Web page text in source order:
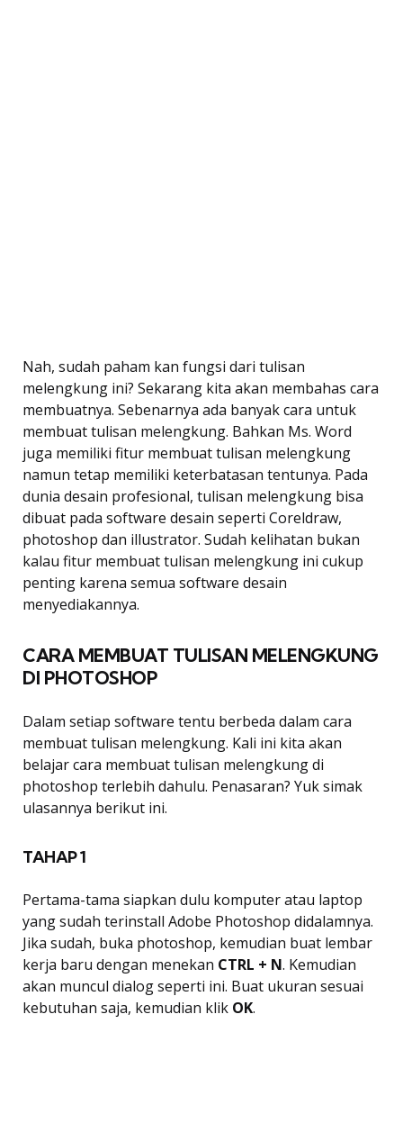
Nah, sudah paham kan fungsi dari tulisan
melengkung ini? Sekarang kita akan membahas cara
membuatnya. Sebenarnya ada banyak cara untuk
membuat tulisan melengkung. Bahkan Ms. Word
juga memiliki fitur membuat tulisan melengkung
namun tetap memiliki keterbatasan tentunya. Pada
dunia desain profesional, tulisan melengkung bisa
dibuat pada software desain seperti Coreldraw,
photoshop dan illustrator. Sudah kelihatan bukan
kalau fitur membuat tulisan melengkung ini cukup
penting karena semua software desain
menyediakannya.
CARA MEMBUAT TULISAN MELENGKUNG
DI PHOTOSHOP
Dalam setiap software tentu berbeda dalam cara
membuat tulisan melengkung. Kali ini kita akan
belajar cara membuat tulisan melengkung di
photoshop terlebih dahulu. Penasaran? Yuk simak
ulasannya berikut ini.
TAHAP 1
Pertama-tama siapkan dulu komputer atau laptop
yang sudah terinstall Adobe Photoshop didalamnya.
Jika sudah, buka photoshop, kemudian buat lembar
kerja baru dengan menekan CTRL + N. Kemudian
akan muncul dialog seperti ini. Buat ukuran sesuai
kebutuhan saja, kemudian klik OK.